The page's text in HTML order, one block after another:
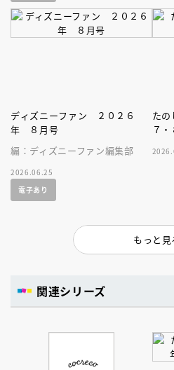
ディズニーファン ２０２６
年 ８月号
編：ディズニーファン編集部
2026.06.25
電子あり
た
７
もっと見
関連シリーズ